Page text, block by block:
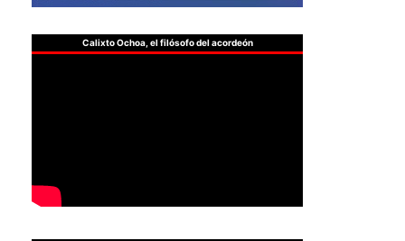
Calixto Ochoa, el filósofo del acordeón